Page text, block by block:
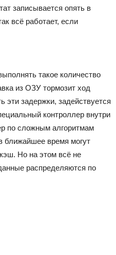
записывается опять в
всё работает, если
такое количество
из ОЗУ тормозит ход
эти задержки, задействуется
контроллер внутри
по сложным алгоритмам
ближайшее время могут
Но на этом всё не
распределяются по